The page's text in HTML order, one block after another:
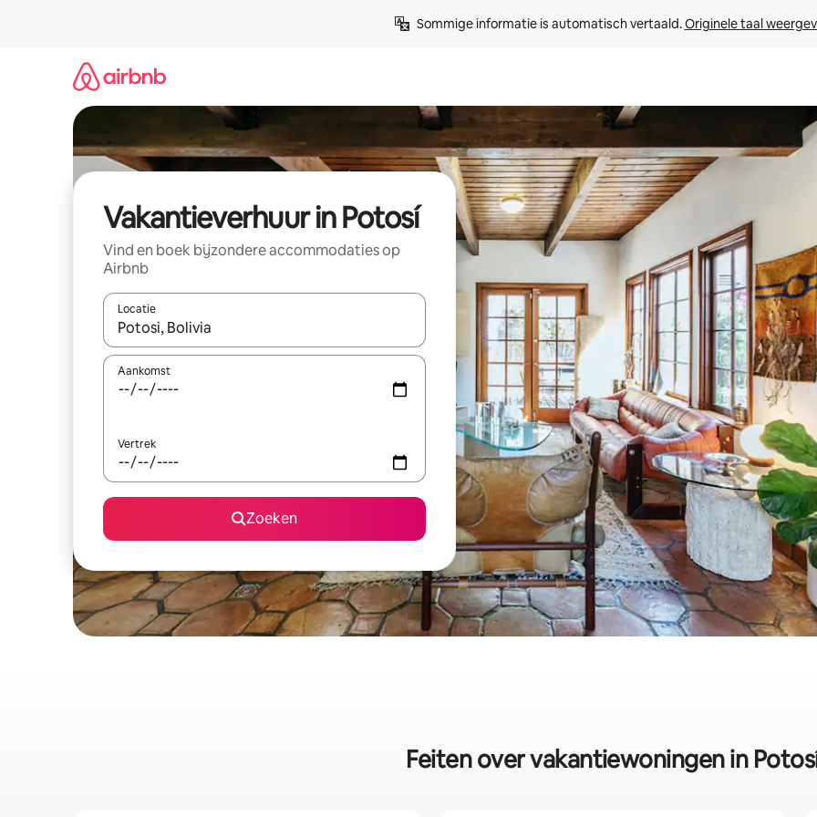
Sommige informatie is automatisch vertaald. Originele taal
Vakantieverhuur in Potosí
Vind en boek bijzondere accommodaties op
Airbnb
Locatie
Wanneer er suggesties beschikbaar zijn, maak je een keuze met je de pijltjestoetsen omhoog en omlaag, óf door te
Aankomst
Vertrek
Zoeken
Feiten over vakantiewoningen in